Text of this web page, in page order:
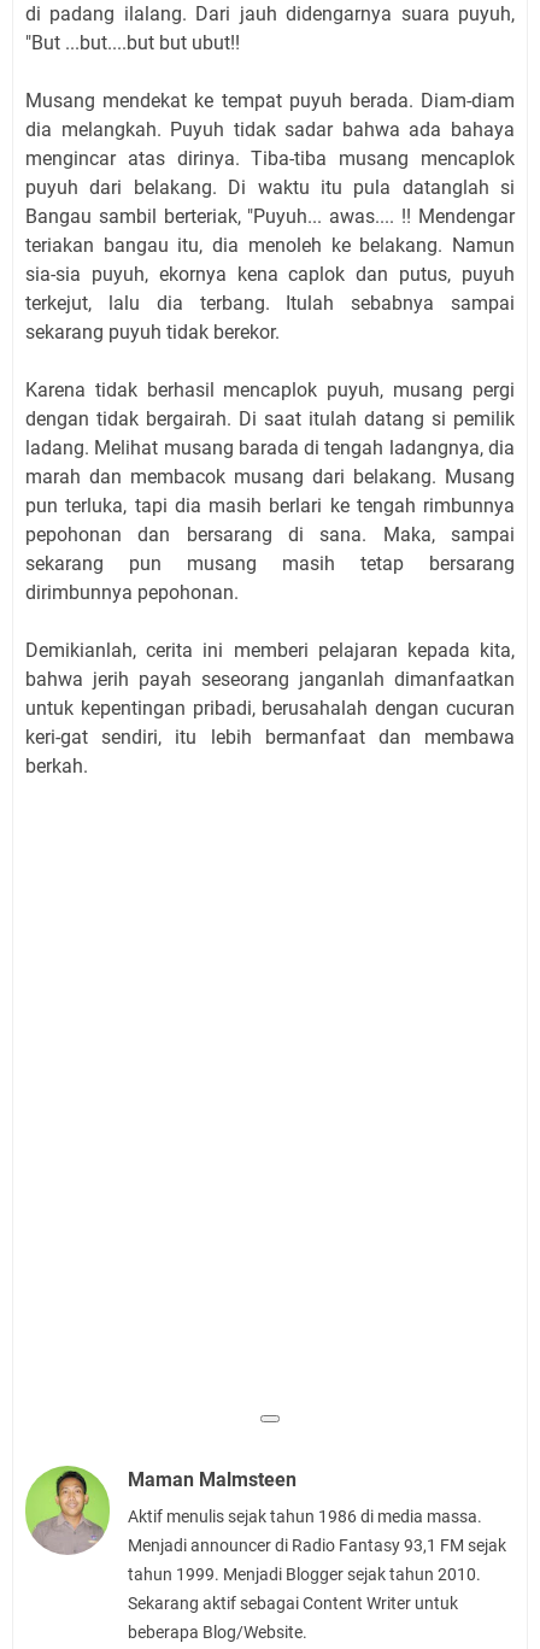
di padang ilalang. Dari jauh didengarnya suara puyuh,
"But ...but....but but ubut!!
Musang mendekat ke tempat puyuh berada. Diam-diam
dia melangkah. Puyuh tidak sadar bahwa ada bahaya
mengincar atas dirinya. Tiba-tiba musang mencaplok
puyuh dari belakang. Di waktu itu pula datanglah si
Bangau sambil berteriak, "Puyuh... awas.... !! Mendengar
teriakan bangau itu, dia menoleh ke belakang. Namun
sia-sia puyuh, ekornya kena caplok dan putus, puyuh
terkejut, lalu dia terbang. Itulah sebabnya sampai
sekarang puyuh tidak berekor.
Karena tidak berhasil mencaplok puyuh, musang pergi
dengan tidak bergairah. Di saat itulah datang si pemilik
ladang. Melihat musang barada di tengah ladangnya, dia
marah dan membacok musang dari belakang. Musang
pun terluka, tapi dia masih berlari ke tengah rimbunnya
pepohonan dan bersarang di sana. Maka, sampai
sekarang pun musang masih tetap bersarang
dirimbunnya pepohonan.
Demikianlah, cerita ini memberi pelajaran kepada kita,
bahwa jerih payah seseorang janganlah dimanfaatkan
untuk kepentingan pribadi, berusahalah dengan cucuran
keri-gat sendiri, itu lebih bermanfaat dan membawa
berkah.
Maman Malmsteen
Aktif menulis sejak tahun 1986 di media massa.
Menjadi announcer di Radio Fantasy 93,1 FM sejak
tahun 1999. Menjadi Blogger sejak tahun 2010.
Sekarang aktif sebagai Content Writer untuk
beberapa Blog/Website.